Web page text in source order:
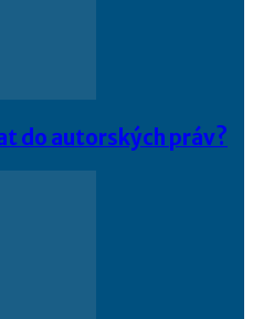
do autorských práv?